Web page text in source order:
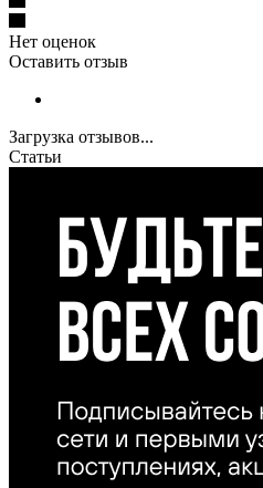
Нет оценок
Оставить отзыв
Загрузка отзывов...
Статьи